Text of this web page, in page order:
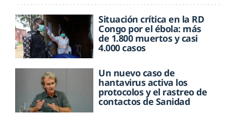
Situación crítica en la RD
Congo por el ébola: más
de 1.800 muertos y casi
4.000 casos
Un nuevo caso de
hantavirus activa los
protocolos y el rastreo de
contactos de Sanidad